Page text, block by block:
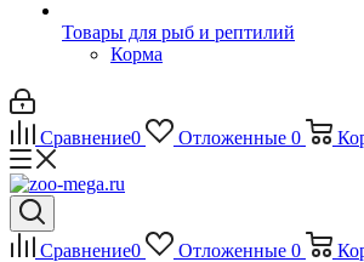
Товары для рыб и рептилий
Корма
Сравнение0 Отложенные 0
Сравнение0 Отложенные 0